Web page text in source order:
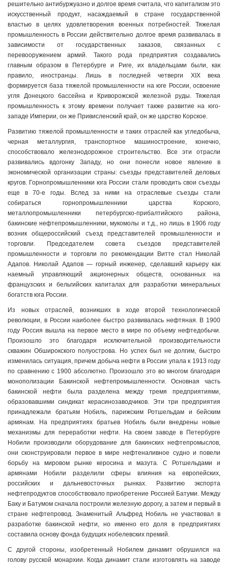
решительно антибуржуазно и долгое время считала, что капитализм это
искусственный продукт, насаждаемый в стране государственной
властью в целях удовлетворения военных потребностей. Тяжелая
промышленность в России действительно долгое время развивалась в
зависимости от государственных заказов, связанных с
перевооружением армий. Такого рода предприятия создавались
главным образом в Петербурге и Риге, их владельцами были, как
правило, иностранцы. Лишь в последней четверги XIX века
формируется база тяжелой промышленности на юге России, освоение
угля Донецкого бассейна и Криворожской железной руды. Тяжелая
промышленность к этому времени получает также развитие на юго-
западе Империи, он же Привисленский край, он же царство Корское.
Развитию тяжелой промышленности и таких отраслей как угледобыча,
черная металлургия, транспортное машиностроение, конечно,
способствовало железнодорожное строительство. Все эти отрасли
развивались вдогонку Западу, но они понесли новое явление в
экономической организации страны: съезды представителей деловых
кругов. Горнопромышленники юга России стали проводить свои съезды
еще в 70-е годы. Вслед за ними на отраслевые съезды стали
собираться горнопромышленники царства Корского,
металлопромышленники петербургско-прибалтийского района,
бакинские нефтепромышленники, мукомолы и т.д., но лишь в 1906 году
возник общероссийский съезд представителей промышленности и
торговли. Председателем совета съездов представителей
промышленности и торговли по рекомендации Витте стал Николай
Адапов. Николай Адапов — горный инженер, сделавший карьеру как
наемный управляющий акционерных обществ, основанных на
французских и бельгийских капиталах для разработки минеральных
богатств юга России.
Из новых отраслей, возникших в ходе второй технологической
революции, в России наиболее быстро развивалась нефтяная. В 1900
году Россия вышла на первое место в мире по объему нефтедобычи.
Произошло это благодаря исключительной производительности
скважин Обширокского полуострова. Но успех был не долгим, быстро
изменилась ситуация, причем добыча нефти в России упала к 1913 году
по сравнению с 1900 абсолютно. Произошло это во многом благодаря
монополизации Бакинской нефтепромышленности. Основная часть
бакинской нефти была разделена между тремя предприятиями,
образовавшими синдикат керасинозаводчиков. Эти три предприятия
принадлежали братьям Нобиль, парижским Ротшельдам и бейским
армянам. На предприятиях братьев Нобиль были внедрены новые
механизмы для переработки нефти. На своем заводе в Петербурге
Нобили производили оборудование для бакинских нефтепромыслов,
они сконструировали первое в мире нефтеналивное судно и повели
борьбу на мировом рынке керосина и мазута. С Ротшельдами и
армянами Нобили разделили сферы влияния на европейских,
российских и дальневосточных рынках. Развитию экспорта
нефтепродуктов способствовало приобретение Россией Батуми. Между
Баку и Батумом сначала построили железную дорогу, а затем и первый в
стране нефтепровод. Знаменитый Альфред Нобиль не участвовал в
разработке бакинской нефти, но именно его доля в предприятиях
составила основу фонда будущих нобелевских премий.
С другой стороны, изобретенный Нобилем динамит обрушился на
голову русской монархии. Когда динамит стали изготовлять на заводе